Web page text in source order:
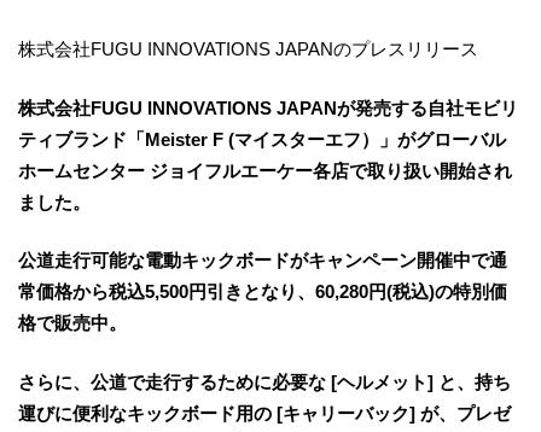
株式会社FUGU INNOVATIONS JAPANのプレスリリース
株式会社FUGU INNOVATIONS JAPANが発売する自社モビリ
ティブランド「Meister F (マイスターエフ）」がグローバル
ホームセンター ジョイフルエーケー各店で取り扱い開始され
ました。
公道走行可能な電動キックボードがキャンペーン開催中で通
常価格から税込5,500円引きとなり、60,280円(税込)の特別価
格で販売中。
さらに、公道で走行するために必要な [ヘルメット] と、持ち
運びに便利なキックボード用の [キャリーバック] が、プレゼ